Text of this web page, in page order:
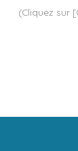
(Cliquez sur